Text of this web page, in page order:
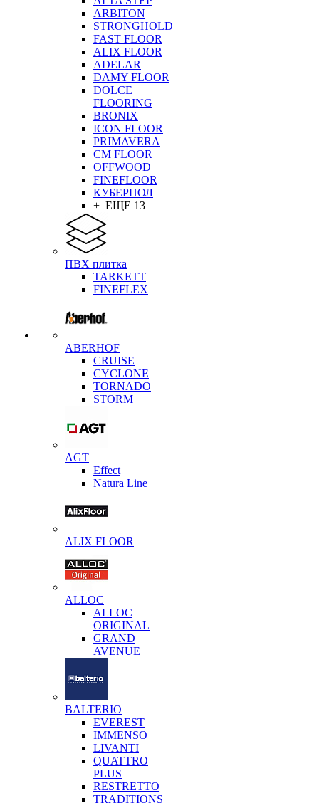
ARBITON
STRONGHOLD
FAST FLOOR
ALIX FLOOR
ADELAR
DAMY FLOOR
DOLCE
FLOORING
BRONIX
ICON FLOOR
PRIMAVERA
CM FLOOR
OFFWOOD
FINEFLOOR
КУБЕРПОЛ
+ ЕЩЕ 13
ПВХ плитка
TARKETT
FINEFLEX
ABERHOF
CRUISE
CYCLONE
TORNADO
STORM
AGT
Effect
Natura Line
ALIX FLOOR
ALLOC
ALLOC
ORIGINAL
GRAND
AVENUE
BALTERIO
EVEREST
IMMENSO
LIVANTI
QUATTRO
PLUS
RESTRETTO
TRADITIONS